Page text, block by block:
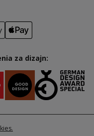
za dizajn: